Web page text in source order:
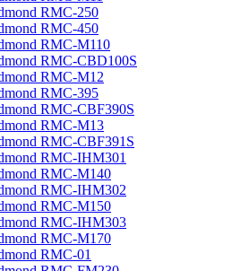
RMC-250
RMC-450
RMC-M110
RMC-CBD100S
RMC-M12
RMC-395
RMC-CBF390S
RMC-M13
RMC-CBF391S
RMC-IHM301
RMC-M140
RMC-IHM302
RMC-M150
RMC-IHM303
RMC-M170
RMC-01